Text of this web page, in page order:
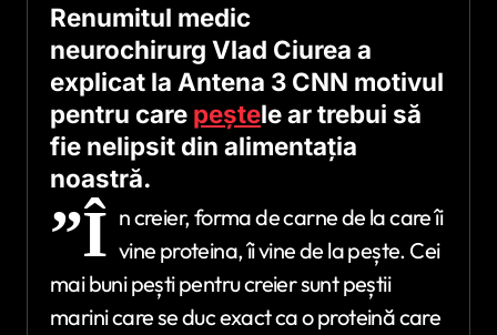
Renumitul medic
neurochirurg Vlad Ciurea a
explicat la Antena 3 CNN motivul
pentru care peștele ar trebui să
fie nelipsit din alimentația
noastră.
”Î n creier, forma de carne de la care îi
vine proteina, îi vine de la pește. Cei
mai buni pești pentru creier sunt peștii
marini care se duc exact ca o proteină care